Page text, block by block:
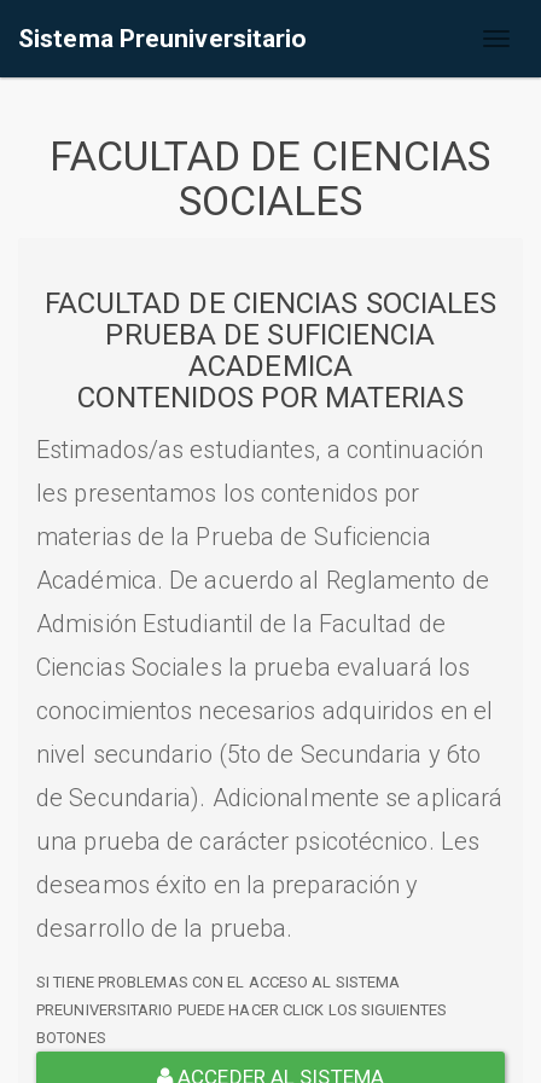
Sistema Preuniversitario
FACULTAD DE CIENCIAS
SOCIALES
FACULTAD DE CIENCIAS SOCIALES
PRUEBA DE SUFICIENCIA
ACADEMICA
CONTENIDOS POR MATERIAS
Estimados/as estudiantes, a continuación
les presentamos los contenidos por
materias de la Prueba de Suficiencia
Académica. De acuerdo al Reglamento de
Admisión Estudiantil de la Facultad de
Ciencias Sociales la prueba evaluará los
conocimientos necesarios adquiridos en el
nivel secundario (5to de Secundaria y 6to
de Secundaria). Adicionalmente se aplicará
una prueba de carácter psicotécnico. Les
deseamos éxito en la preparación y
desarrollo de la prueba.
SI TIENE PROBLEMAS CON EL ACCESO AL SISTEMA
PREUNIVERSITARIO PUEDE HACER CLICK LOS SIGUIENTES
BOTONES
ACCEDER AL SISTEMA